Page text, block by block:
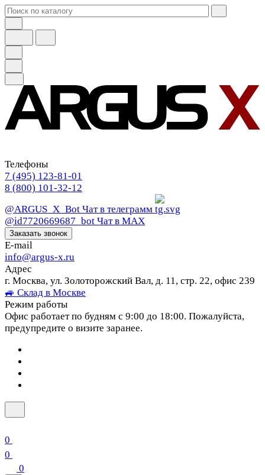
Телефоны
7 (495) 123-81-01
8 (800) 101-32-12
@ARGUS_X_Bot Чат в телеграмм
@id7720669687_bot Чат в МАХ
Заказать звонок
E-mail
info@argus-x.ru
Адрес
г. Москва, ул. Золоторожский Вал, д. 11, стр. 22, офис 239
🚙 Склад в Москве
Режим работы
Офис работает по будням с 9:00 до 18:00. Пожалуйста,
предупредите о визите заранее.
0
0
0